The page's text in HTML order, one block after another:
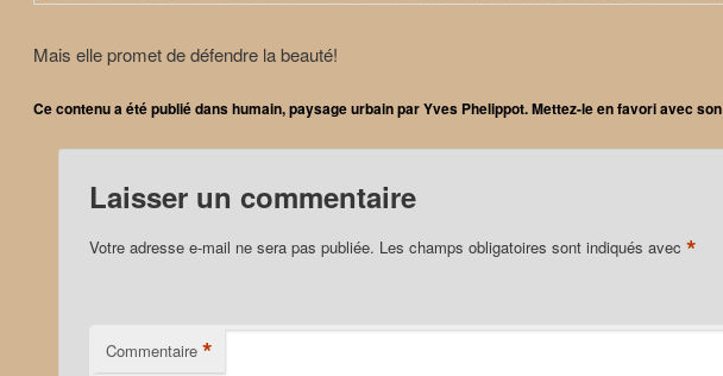
Mais elle promet de défendre la beauté!
Ce contenu a été publié danshumain,paysage urbainparYves Phelippot. Mettez-le en favori avec son
Laisser un commentaire
Votre adresse e-mail ne sera pas publiée. Les champs obligatoires sont indiqués avec *
Commentaire *